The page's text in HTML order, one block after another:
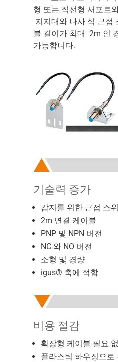
형 또는 직선형 서포트
지지대와 나사 식 근접
블 길이가 최대 2m 인
가능합니다.
기술력 증가
감지를 위한 근접 스
2m 연결 케이블
PNP 및 NPN 버전
NC 와 NO 버전
소형 및 경량
igus® 축에 적합
비용 절감
확장형 케이블 필요
플라스틱 하우징으로